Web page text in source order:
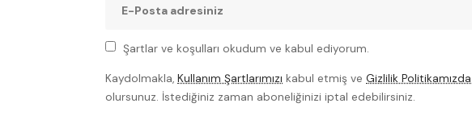
Şartlar ve koşulları okudum ve kabul ediyorum.
Kaydolmakla, Kullanım Şartlarımızı kabul etmiş ve Gizlilik Politikamızda
olursunuz. İstediğiniz zaman aboneliğinizi iptal edebilirsiniz.